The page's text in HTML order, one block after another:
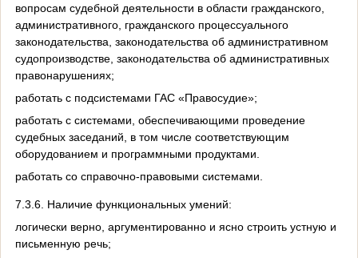
вопросам судебной деятельности в области гражданского,
административного, гражданского процессуального
законодательства, законодательства об административном
судопроизводстве, законодательства об административных
правонарушениях;
работать с подсистемами ГАС «Правосудие»;
работать с системами, обеспечивающими проведение
судебных заседаний, в том числе соответствующим
оборудованием и программными продуктами.
работать со справочно-правовыми системами.
7.3.6. Наличие функциональных умений:
логически верно, аргументированно и ясно строить устную и
письменную речь;